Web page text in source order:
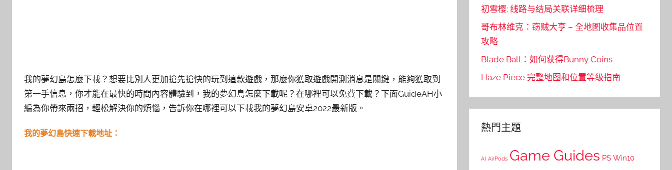
我的夢幻島怎麼下載？想要比別人更加搶先搶快的玩到這款遊戲，那麼你獲取遊戲開測消息是關鍵，能夠獲取到
第一手信息，你才能在最快的時間內容體驗到，我的夢幻島怎麼下載呢？在哪裡可以免費下載？下面GuideAH小
編為你帶來兩招，輕松解決你的煩惱，告訴你在哪裡可以下載我的夢幻島安卓2022最新版。
我的夢幻島快速下載地址：
初雪樱: 线路与结局关联详细梳理
哥布林维克：窃贼大亨 – 全地图收集品位置
攻略
Blade Ball：如何获得Bunny Coins
Haze Piece 完整地图和位置等级指南
熱門主題
AI AirPods Game Guides PS Win10